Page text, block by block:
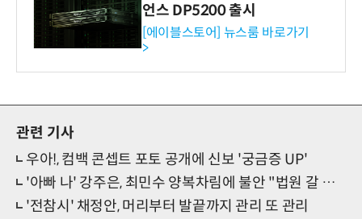
언스 DP5200 출시
[에이블스토어] 뉴스룸 바로가기
>
관련 기사
우아!, 컴백 콘셉트 포토 공개에 신보 '궁금증 UP'
'아빠 나' 강주은, 최민수 양복차림에 불안 "법원 갈 때나 봐"
'전참시' 채정안, 머리부터 발끝까지 관리 또 관리